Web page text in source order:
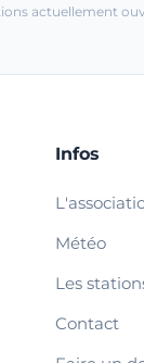
actuellement
Infos
Météo
Les
Contact